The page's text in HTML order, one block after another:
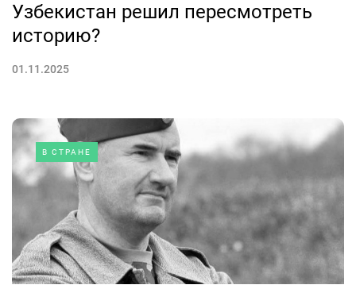
Узбекистан решил пересмотреть
историю?
01.11.2025
В СТРАНЕ